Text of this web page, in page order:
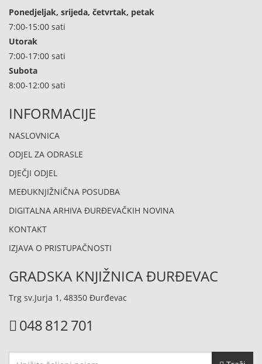
Ponedjeljak, srijeda, četvrtak, petak
7:00-15:00 sati
Utorak
7:00-17:00 sati
Subota
8:00-12:00 sati
INFORMACIJE
NASLOVNICA
ODJEL ZA ODRASLE
DJEČJI ODJEL
MEĐUKNJIŽNIČNA POSUDBA
DIGITALNA ARHIVA ĐURĐEVAČKIH NOVINA
KONTAKT
IZJAVA O PRISTUPAČNOSTI
GRADSKA KNJIŽNICA ĐURĐEVAC
Trg sv.Jurja 1, 48350 Đurđevac
048 812 701